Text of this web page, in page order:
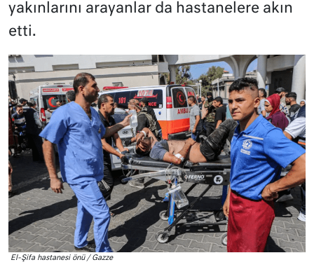
yakınlarını arayanlar da hastanelere akın
etti.
El-Şifa hastanesi önü / Gazze